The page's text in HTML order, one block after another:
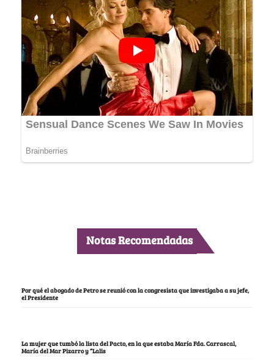
Notas Recomendadas
Por qué el abogado de Petro se reunió con la congresista que investigaba a su jefe,
el Presidente
La mujer que tumbó la lista del Pacto, en la que estaba María Fda. Carrascal,
María del Mar Pizarro y “Lalis